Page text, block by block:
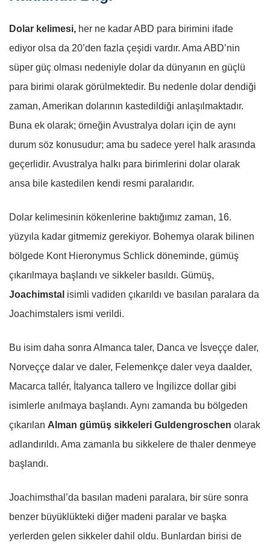
Dolar kelimesi, her ne kadar ABD para birimini ifade
ediyor olsa da 20’den fazla çeşidi vardır. Ama ABD’nin
süper güç olması nedeniyle dolar da dünyanın en güçlü
para birimi olarak görülmektedir. Bu nedenle dolar dendiği
zaman, Amerikan dolarının kastedildiği anlaşılmaktadır.
Buna ek olarak; örneğin Avustralya doları için de aynı
durum söz konusudur; ama bu sadece yerel halk arasında
geçerlidir. Avustralya halkı para birimlerini dolar olarak
ansa bile kastedilen kendi resmi paralarıdır.
Dolar kelimesinin kökenlerine baktığımız zaman, 16.
yüzyıla kadar gitmemiz gerekiyor. Bohemya olarak bilinen
bölgede Kont Hieronymus Schlick döneminde, gümüş
çıkarılmaya başlandı ve sikkeler basıldı. Gümüş,
Joachimstal isimli vadiden çıkarıldı ve basılan paralara da
Joachimstalers ismi verildi.
Bu isim daha sonra Almanca taler, Danca ve İsveççe daler,
Norveççe dalar ve daler, Felemenkçe daler veya daalder,
Macarca tallér, İtalyanca tallero ve İngilizce dollar gibi
isimlerle anılmaya başlandı. Aynı zamanda bu bölgeden
çıkarılan Alman gümüş sikkeleri Guldengroschen olarak
adlandırıldı. Ama zamanla bu sikkelere de thaler denmeye
başlandı.
Joachimsthal’da basılan madeni paralara, bir süre sonra
benzer büyüklükteki diğer madeni paralar ve başka
yerlerden gelen sikkeler dahil oldu. Bunlardan birisi de